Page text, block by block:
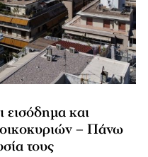
εισόδημα και
– Πάνω
τους